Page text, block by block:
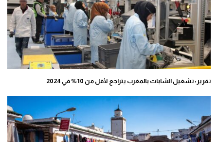
تقرير: تشغيل الشابات بالمغرب يتراجع لأقل من 10% في 2024